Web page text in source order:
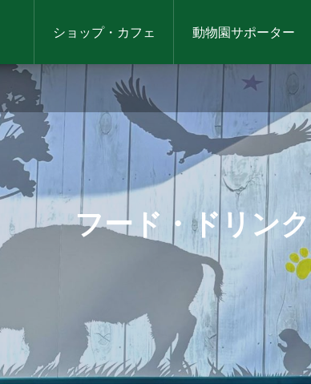
ショップ・カフェ 動物園サポーター
フード・ドリンク